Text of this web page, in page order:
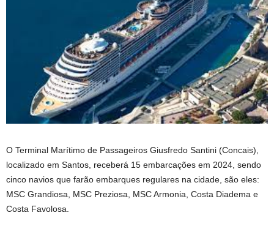
O Terminal Marítimo de Passageiros Giusfredo Santini (Concais),
localizado em Santos, receberá 15 embarcações em 2024, sendo
cinco navios que farão embarques regulares na cidade, são eles:
MSC Grandiosa, MSC Preziosa, MSC Armonia, Costa Diadema e
Costa Favolosa.